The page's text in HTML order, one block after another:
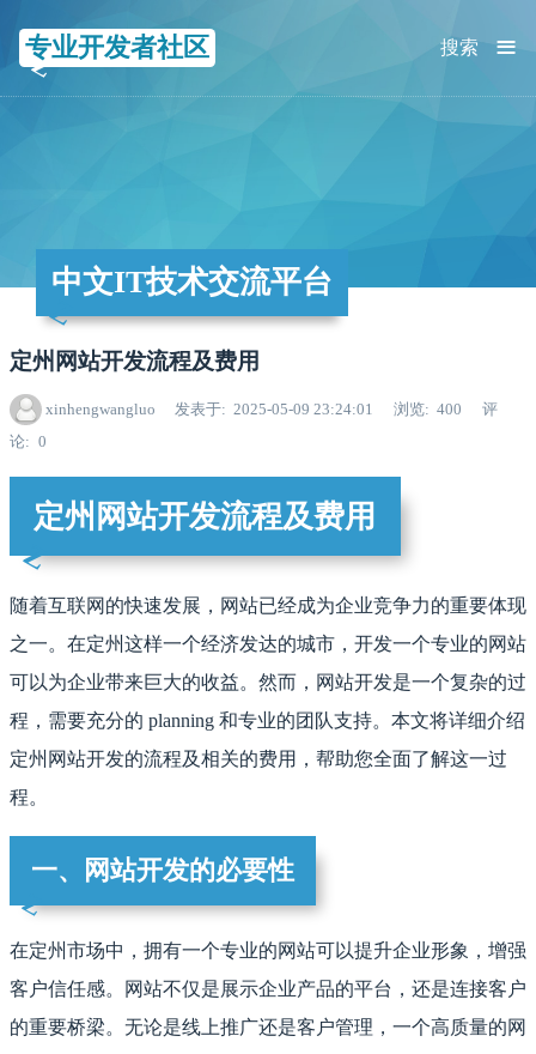
专业开发者社区 ≡
搜索
中文IT技术交流平台
定州网站开发流程及费用
xinhengwangluo 发表于 2025-05-09 23:24:01 浏览 400
评
论
0
定州网站开发流程及费用
随着互联网的快速发展，网站已经成为企业竞争力的重要体现
之一。在定州这样一个经济发达的城市，开发一个专业的网站
可以为企业带来巨大的收益。然而，网站开发是一个复杂的过
程，需要充分的 planning 和专业的团队支持。本文将详细介绍
定州网站开发的流程及相关的费用，帮助您全面了解这一过
程。
一、网站开发的必要性
在定州市场中，拥有一个专业的网站可以提升企业形象，增强
客户信任感。网站不仅是展示企业产品的平台，还是连接客户
的重要桥梁。无论是线上推广还是客户管理，一个高质量的网